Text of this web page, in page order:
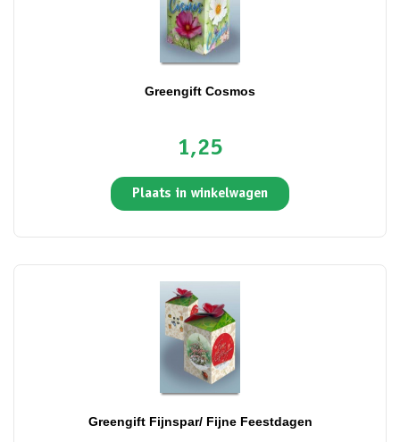
Greengift Cosmos
1,25
Plaats in winkelwagen
Greengift Fijnspar/ Fijne Feestdagen